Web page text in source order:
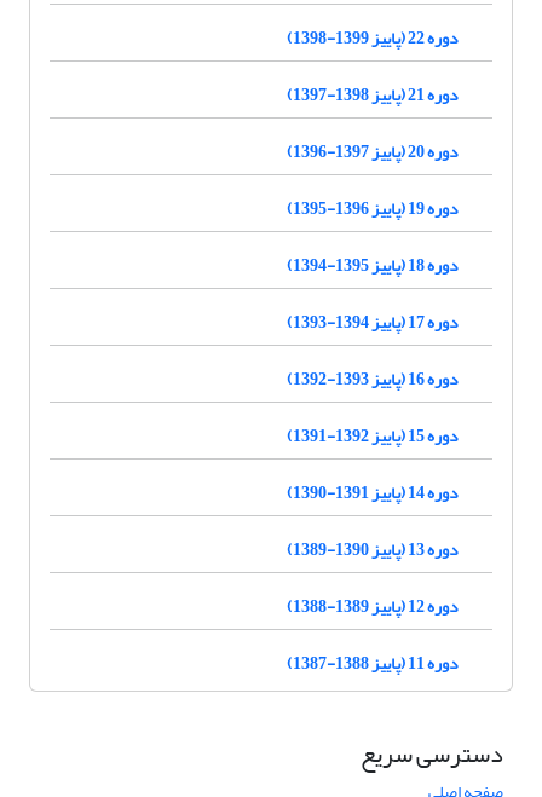
دوره 22 (پاییز 1399-1398)
دوره 21 (پاییز 1398-1397)
دوره 20 (پاییز 1397-1396)
دوره 19 (پاییز 1396-1395)
دوره 18 (پاییز 1395-1394)
دوره 17 (پاییز 1394-1393)
دوره 16 (پاییز 1393-1392)
دوره 15 (پاییز 1392-1391)
دوره 14 (پاییز 1391-1390)
دوره 13 (پاییز 1390-1389)
دوره 12 (پاییز 1389-1388)
دوره 11 (پاییز 1388-1387)
دسترسی سریع